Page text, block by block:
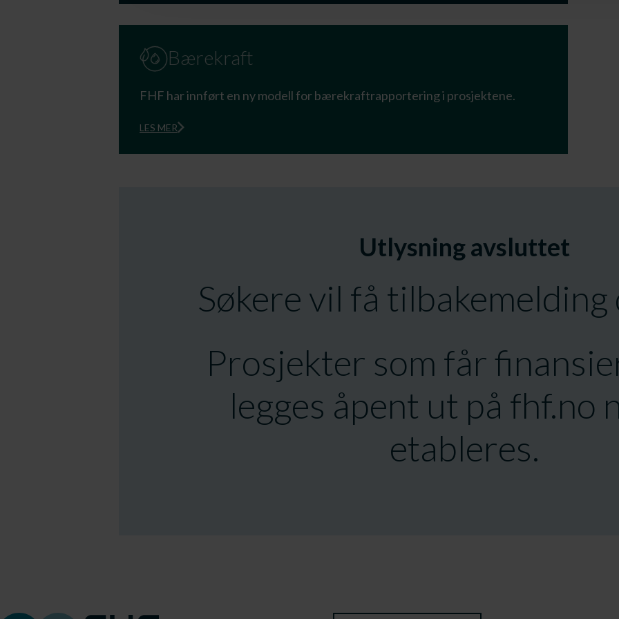
Bærekraft
FHF har innført en ny modell for bærekraftrapportering i prosjektene.
LES MER
Utlysning avsluttet
Søkere vil få
Prosjekter som får
legges åpent ut på fhf.no
etableres.